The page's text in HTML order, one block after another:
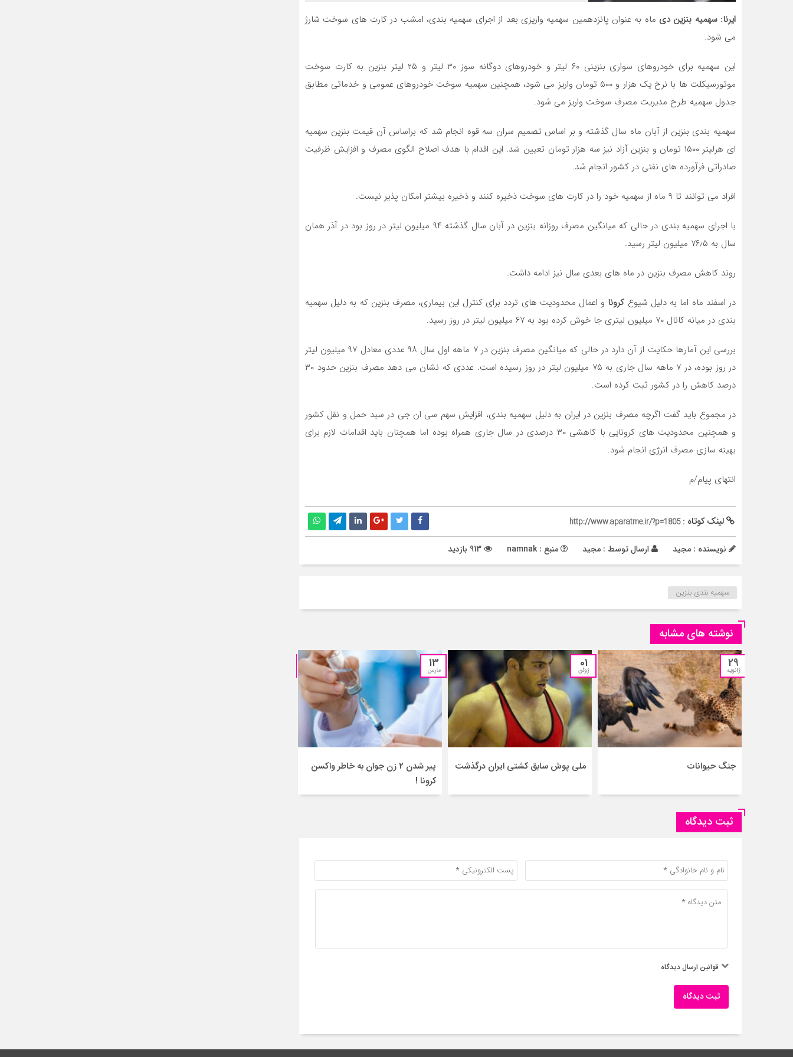
ایرنا: سهمیه بنزین دی ماه به عنوان پانزدهمین سهمیه واریزی بعد از اجرای سهمیه بندی، امشب در کارت های سوخت شارژ
می شود.
این سهمیه برای خودروهای سواری بنزینی ۶۰ لیتر و خودروهای دوگانه سوز ۳۰ لیتر و ۲۵ لیتر بنزین به کارت سوخت
موتورسیکلت ها با نرخ یک هزار و ۵۰۰ تومان واریز می شود، همچنین سهمیه سوخت خودروهای عمومی و خدماتی مطابق
جدول سهمیه طرح مدیریت مصرف سوخت واریز می شود.
سهمیه بندی بنزین از آبان ماه سال گذشته و بر اساس تصمیم سران سه قوه انجام شد که براساس آن قیمت بنزین سهمیه
ای هرلیتر ۱۵۰۰ تومان و بنزین آزاد نیز سه هزار تومان تعیین شد. این اقدام با هدف اصلاح الگوی مصرف و افزایش ظرفیت
صادراتی فرآورده های نفتی در کشور انجام شد.
افراد می توانند تا ۹ ماه از سهمیه خود را در کارت های سوخت ذخیره کنند و ذخیره بیشتر امکان پذیر نیست.
با اجرای سهمیه بندی در حالی که میانگین مصرف روزانه بنزین در آبان سال گذشته ۹۴ میلیون لیتر در روز بود در آذر همان
سال به ۷۶٫۵ میلیون لیتر رسید.
روند کاهش مصرف بنزین در ماه های بعدی سال نیز ادامه داشت.
در اسفند ماه اما به دلیل شیوع کرونا و اعمال محدودیت های تردد برای کنترل این بیماری، مصرف بنزین که به دلیل سهمیه
بندی در میانه کانال ۷۰ میلیون لیتری جا خوش کرده بود به ۶۷ میلیون لیتر در روز رسید.
بررسی این آمارها حکایت از آن دارد در حالی که میانگین مصرف بنزین در ۷ ماهه اول سال ۹۸ عددی معادل ۹۷ میلیون لیتر
در روز بوده، در ۷ ماهه سال جاری به ۷۵ میلیون لیتر در روز رسیده است. عددی که نشان می دهد مصرف بنزین حدود ۳۰
درصد کاهش را در کشور ثبت کرده است.
در مجموع باید گفت اگرچه مصرف بنزین در ایران به دلیل سهمیه بندی، افزایش سهم سی ان جی در سبد حمل و نقل کشور
و همچنین محدودیت های کرونایی با کاهشی ۳۰ درصدی در سال جاری همراه بوده اما همچنان باید اقدامات لازم برای
بهینه سازی مصرف انرژی انجام شود.
انتهای پیام/م
لینک کوتاه :http://www.aparatme.ir/?p=1805
نویسنده : مجید ارسال توسط : مجید منبع : namnak
سهمیه بندی بنزین
نوشته های مشابه
29
ژانویه
جنگ حیوانات
01
ژوئن
ملی پوش سابق کشتی ایران درگذشت
13
مارس
پیر شدن ۲ زن جوان به خاطر واکسن
کرونا !
ثبت دیدگاه
قوانین ارسال دیدگاه
ثبت دیدگاه